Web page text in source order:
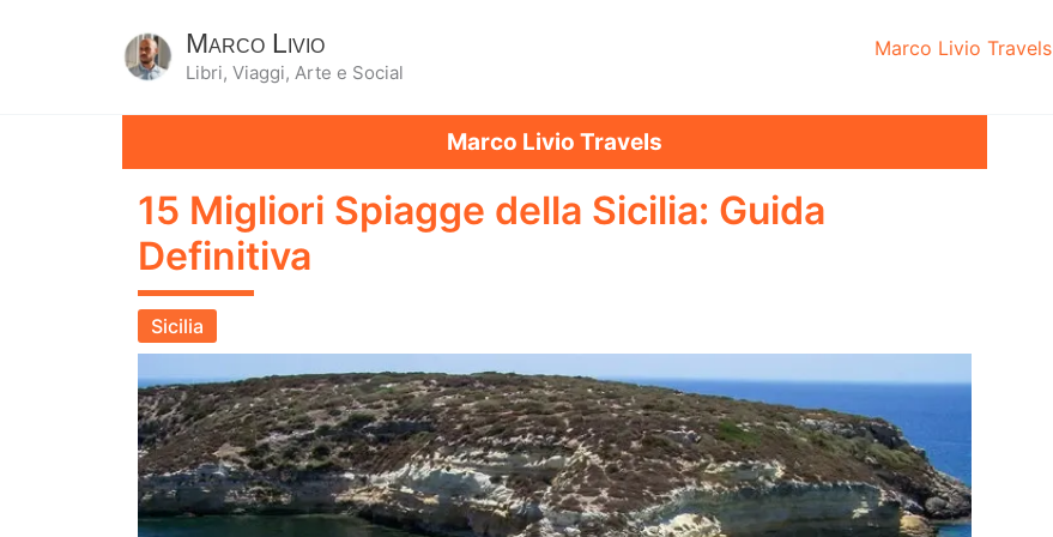
Marco Livio
Libri, Viaggi, Arte e Social
Marco Livio Travels
Marco Livio Travels
15 Migliori Spiagge della Sicilia: Guida
Definitiva
Sicilia